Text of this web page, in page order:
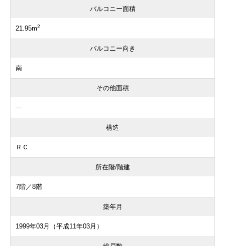
バルコニー面積
21.95m2
バルコニー向き
南
その他面積
---
構造
ＲＣ
所在階/階建
7階／8階
築年月
1999年03月（平成11年03月）